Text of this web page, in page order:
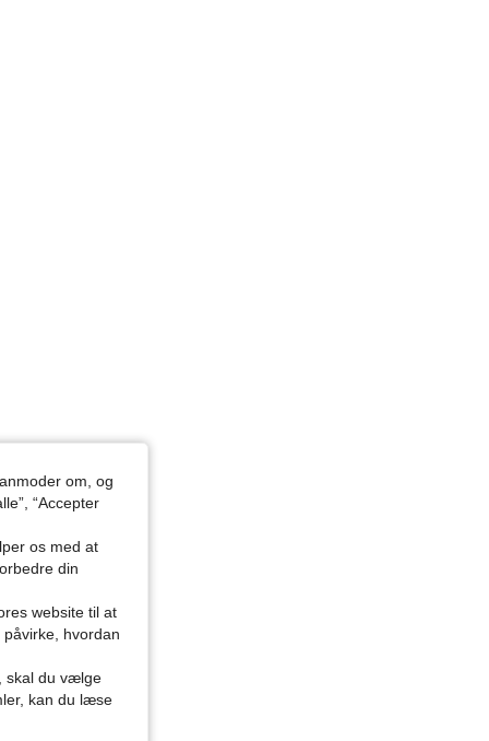
om, og
“Accepter
os med at
din
website til at
hvordan
skal du vælge
kan du læse